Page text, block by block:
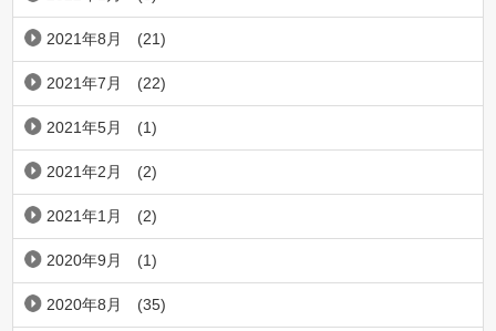
2021年8月 (21)
2021年7月 (22)
2021年5月 (1)
2021年2月 (2)
2021年1月 (2)
2020年9月 (1)
2020年8月 (35)